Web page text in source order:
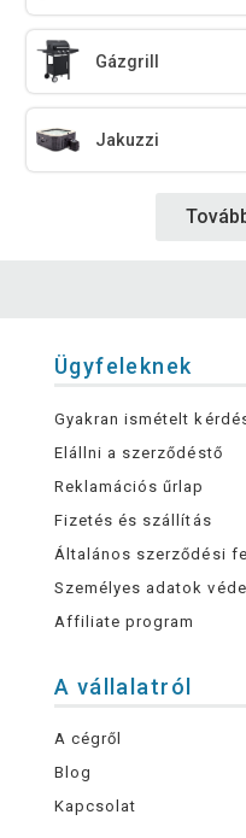
Gázgrill
Jakuzzi
Ügyfeleknek
Gyakran ismételt
Elállni a szerződéstő
Reklamációs űrlap
Fizetés és szállítás
Általános szerződési
Személyes adatok
Affiliate program
A vállalatról
A cégről
Blog
Kapcsolat